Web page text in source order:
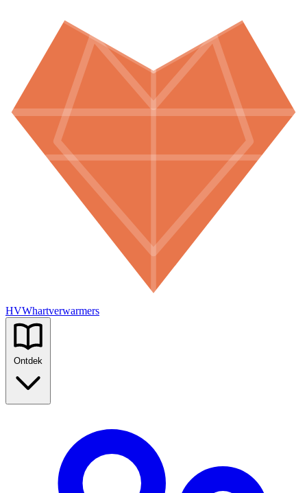
HVWhartverwarmers
Ontdek